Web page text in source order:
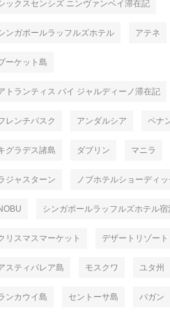
ックスセンシズ ニンヴァンベイ滞在記
ンガポールラッフルズホテル アテネ
ーケット島
トランティス バイ ジャルディーノ滞在記
レンチバスク アンダルシア ペナ
グラデス諸島 ダブリン マニラ
ジャスターン ノブホテルショーディ
シンガポールラッフルズホテル宿
リスマスマーケット デザートリゾート
スティパレア島 モスクワ ユタ州
ンカウイ島 セントーサ島 バガン